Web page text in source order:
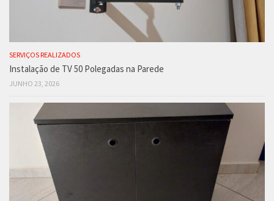
SERVIÇOS REALIZADOS
Instalação de TV 50 Polegadas na Parede
JUNHO 23, 2026